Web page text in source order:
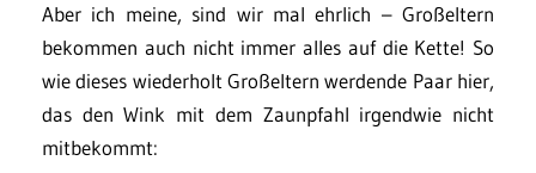
Aber ich meine, sind wir mal ehrlich – Großeltern
bekommen auch nicht immer alles auf die Kette! So
wie dieses wiederholt Großeltern werdende Paar hier,
das den Wink mit dem Zaunpfahl irgendwie nicht
mitbekommt: